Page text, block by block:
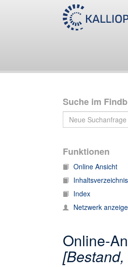
Suche im
Funktionen
Online Ansicht
Inhaltsverzeichnis
Index
Netzwerk
Online-
A:Schnitzler, Arthur -